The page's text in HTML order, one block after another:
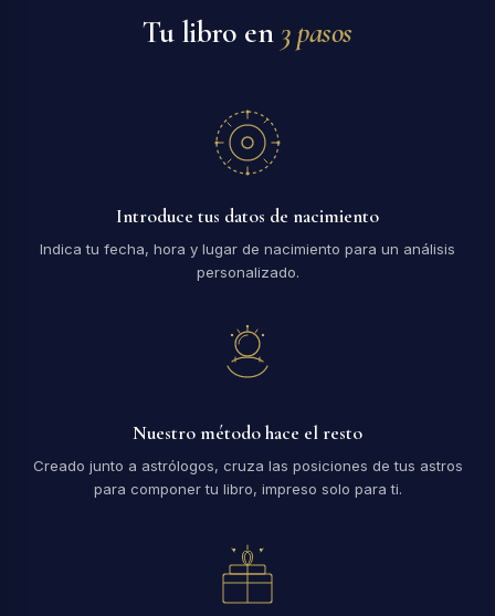
Tu libro en 3 pasos
Introduce tus datos de nacimiento
Indica tu fecha, hora y lugar de nacimiento para un análisis
personalizado.
Nuestro método hace el resto
Creado junto a astrólogos, cruza las posiciones de tus astros
para componer tu libro, impreso solo para ti.